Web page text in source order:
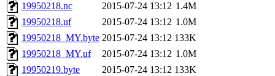
19950218.nc
2015-07-24 13:12 1.4M
19950218.uf
2015-07-24 13:12 1.0M
19950218_MY.byte 2015-07-24 13:12 133K
19950218_MY.uf
2015-07-24 13:12 1.0M
19950219.byte
2015-07-24 13:12 133K